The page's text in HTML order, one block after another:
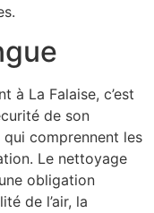
à La Falaise, c’est
de son
comprennent les
Le nettoyage
obligation
de l’air, la